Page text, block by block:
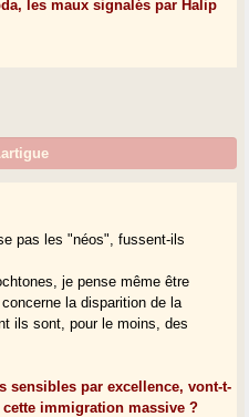
les maux signalés par Halip
pas les "néos", fussent-ils
je pense même être
la disparition de la
ils sont, pour le moins, des
sensibles par excellence, vont-t-
immigration massive ?